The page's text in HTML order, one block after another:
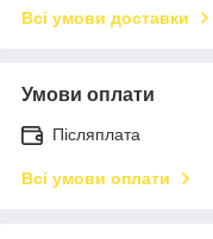
Всі умови доставки
Умови оплати
Післяплата
Всі умови оплати